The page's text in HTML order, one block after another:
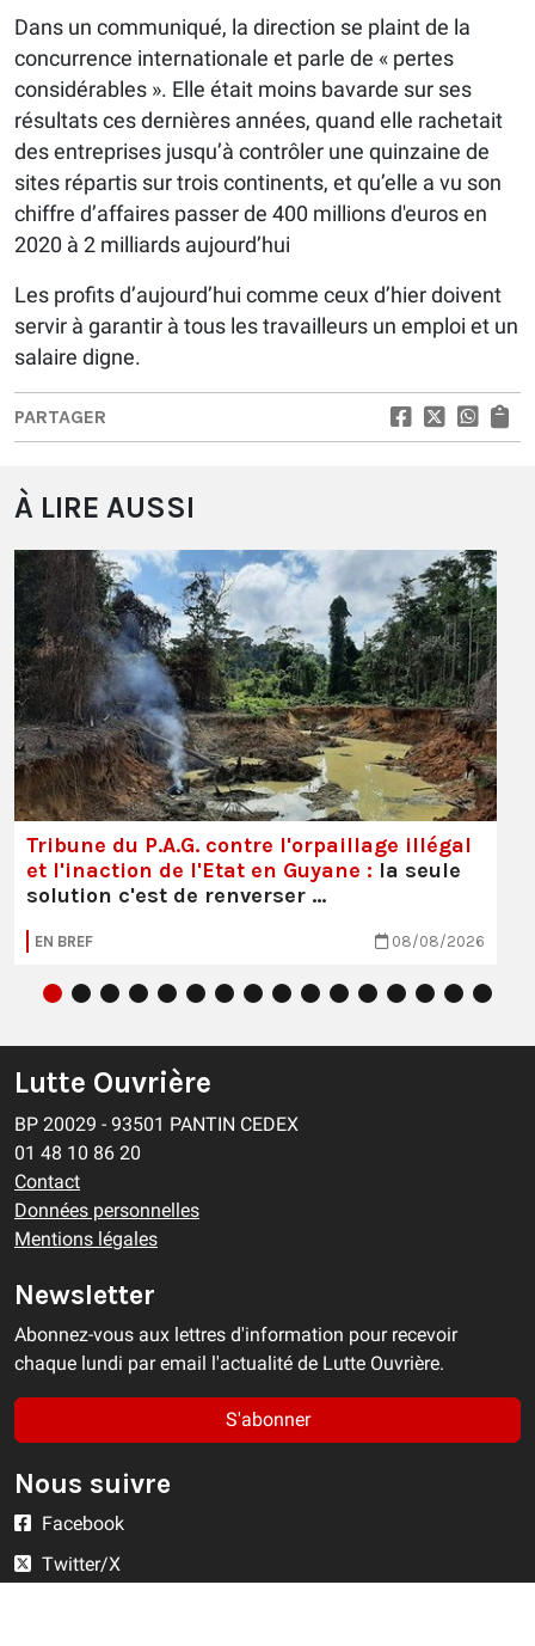
Dans un communiqué, la direction se plaint de la
concurrence internationale et parle de « pertes
considérables ». Elle était moins bavarde sur ses
résultats ces dernières années, quand elle rachetait
des entreprises jusqu’à contrôler une quinzaine de
sites répartis sur trois continents, et qu’elle a vu son
chiffre d’affaires passer de 400 millions d'euros en
2020 à 2 milliards aujourd’hui
Les profits d’aujourd’hui comme ceux d’hier doivent
servir à garantir à tous les travailleurs un emploi et un
salaire digne.
PARTAGER
À LIRE AUSSI
Tribune du P.A.G. contre l'orpaillage illégal
et l'inaction de l'Etat en Guyane : la seule
solution c'est de renverser …
EN BREF 08/08/2026
Lutte Ouvrière
BP 20029 - 93501 PANTIN CEDEX
01 48 10 86 20
Contact
Données personnelles
Mentions légales
Newsletter
Abonnez-vous aux lettres d'information pour recevoir
chaque lundi par email l'actualité de Lutte Ouvrière.
S'abonner
Nous suivre
Facebook
Twitter/X